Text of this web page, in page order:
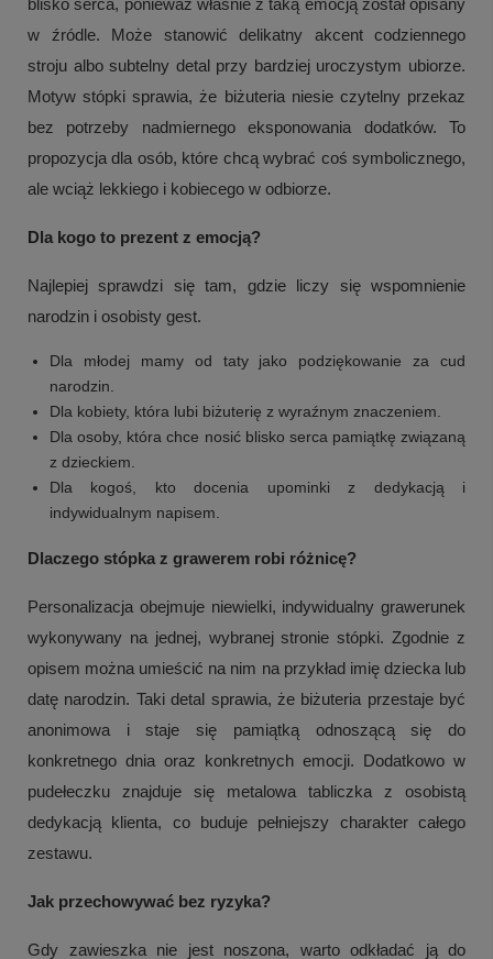
blisko serca, ponieważ właśnie z taką emocją został opisany
w źródle. Może stanowić delikatny akcent codziennego
stroju albo subtelny detal przy bardziej uroczystym ubiorze.
Motyw stópki sprawia, że biżuteria niesie czytelny przekaz
bez potrzeby nadmiernego eksponowania dodatków. To
propozycja dla osób, które chcą wybrać coś symbolicznego,
ale wciąż lekkiego i kobiecego w odbiorze.
Dla kogo to prezent z emocją?
Najlepiej sprawdzi się tam, gdzie liczy się wspomnienie
narodzin i osobisty gest.
Dla młodej mamy od taty jako podziękowanie za cud
narodzin.
Dla kobiety, która lubi biżuterię z wyraźnym znaczeniem.
Dla osoby, która chce nosić blisko serca pamiątkę związaną
z dzieckiem.
Dla kogoś, kto docenia upominki z dedykacją i
indywidualnym napisem.
Dlaczego stópka z grawerem robi różnicę?
Personalizacja obejmuje niewielki, indywidualny grawerunek
wykonywany na jednej, wybranej stronie stópki. Zgodnie z
opisem można umieścić na nim na przykład imię dziecka lub
datę narodzin. Taki detal sprawia, że biżuteria przestaje być
anonimowa i staje się pamiątką odnoszącą się do
konkretnego dnia oraz konkretnych emocji. Dodatkowo w
pudełeczku znajduje się metalowa tabliczka z osobistą
dedykacją klienta, co buduje pełniejszy charakter całego
zestawu.
Jak przechowywać bez ryzyka?
Gdy zawieszka nie jest noszona, warto odkładać ją do